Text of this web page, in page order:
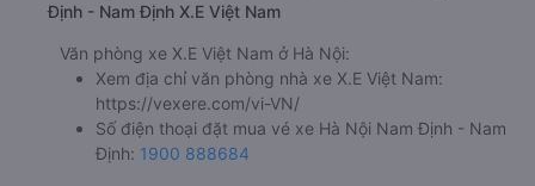
Định - Nam Định X.E Việt Nam
Văn phòng xe X.E Việt Nam ở Hà Nội:
Xem địa chỉ văn phòng nhà xe X.E Việt Nam:
https://vexere.com/vi-VN/
Số điện thoại đặt mua vé xe Hà Nội Nam Định - Nam
Định: 1900 888684